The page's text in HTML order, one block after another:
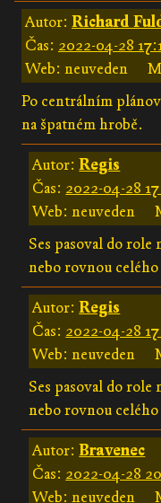
Autor: Richard
Čas: 2022-04-28
Web: neuveden
Po centrálním
na špatném hrobě.
Autor:Regis
Čas: 2022-04-28
Web: neuveden
Ses pasoval do
nebo rovnou
Autor:Regis
Čas: 2022-04-28
Web: neuveden
Ses pasoval do
nebo rovnou
Autor:Bravenec
Čas: 2022-04-28
Web: neuveden